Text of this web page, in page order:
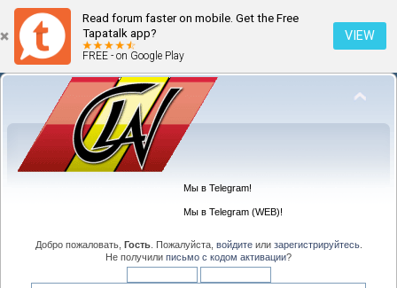
Read forum faster on mobile. Get the Free
Tapatalk app?
FREE - on Google Play
VIEW
Мы в Telegram!
Мы в Telegram (WEB)!
Добро пожаловать, Гость. Пожалуйста, войдитеили зарегистрируйтесь.
Не получили письмо с кодом активации?